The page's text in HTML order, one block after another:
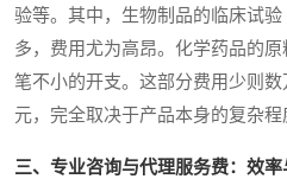
验等。其中，生物制品的临床试
多，费用尤为高昂。化学药品的
笔不小的开支。这部分费用少则
元，完全取决于产品本身的复杂程
三、专业咨询与代理服务费：效